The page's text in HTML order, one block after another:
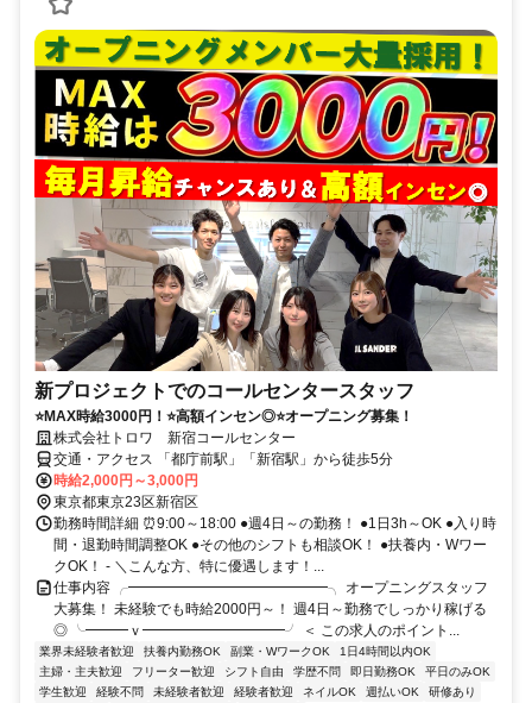
新プロジェクトでのコールセンタースタッフ
⭐MAX時給3000円！⭐高額インセン◎⭐オープニング募集！
株式会社トロワ 新宿コールセンター
交通・アクセス 「都庁前駅」「新宿駅」から徒歩5分
時給2,000円～3,000円
東京都東京23区新宿区
勤務時間詳細 ⏰9:00～18:00 ●週4日～の勤務！ ●1日3h～OK ●入り時
間・退勤時間調整OK ●その他のシフトも相談OK！ ●扶養内・Wワー
クOK！ - ＼こんな方、特に優遇します！...
仕事内容 ╭━━━━━━━━━━━━━━╮ オープニングスタッフ
大募集！ 未経験でも時給2000円～！ 週4日～勤務でしっかり稼げる
◎ ╰━━━ｖ━━━━━━━━━━╯ ＜ この求人のポイント...
業界未経験者歓迎 扶養内勤務OK 副業・WワークOK
1日4時間以内OK
主婦・主夫歓迎
フリーター歓迎 シフト自由 学歴不問 即日勤務OK
平日のみOK
学生歓迎
経験不問 未経験者歓迎 経験者歓迎 ネイルOK 週払いOK
研修あり